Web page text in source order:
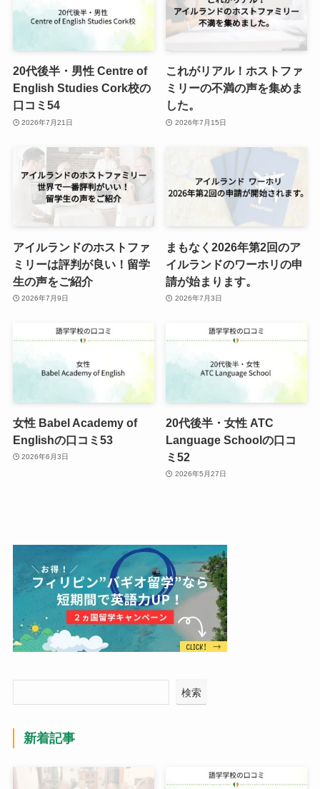
20代後半・男性 Centre of
English Studies Cork校の
口コミ54
2026年7月21日
これがリアル！ホストファ
ミリーの不満の声を集めま
した。
2026年7月15日
アイルランドのホストファ
ミリーは評判が良い！留学
生の声をご紹介
2026年7月9日
まもなく2026年第2回のア
イルランドのワーホリの申
請が始まります。
2026年7月3日
女性 Babel Academy of
Englishの口コミ53
2026年6月3日
20代後半・女性 ATC
Language Schoolの口コ
ミ52
2026年5月27日
検索
新着記事